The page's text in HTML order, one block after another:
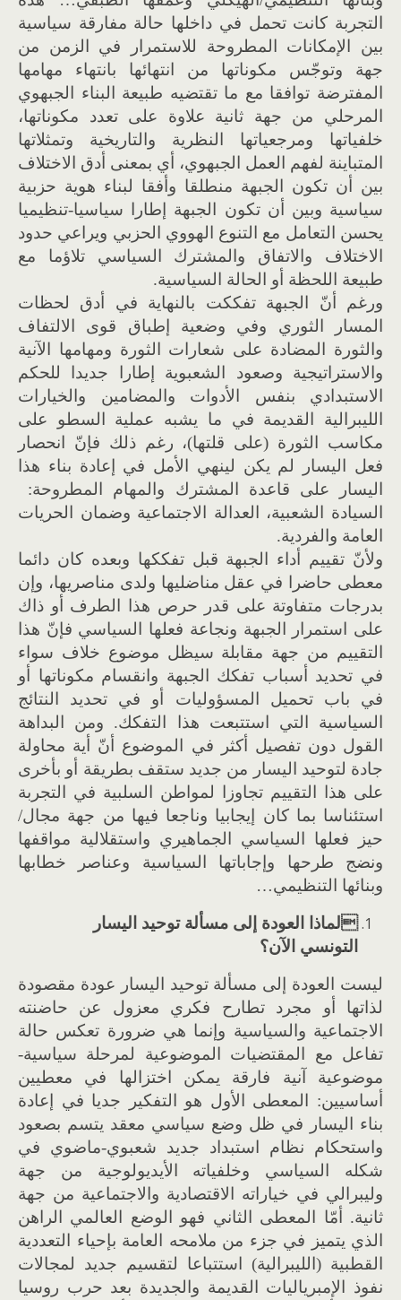
التجربة كانت تحمل في داخلها حالة مفارقة سياسية
بين الإمكانات المطروحة للاستمرار في الزمن من
جهة وتوجّس مكوناتها من انتهائها بانتهاء مهامها
المفترضة توافقا مع ما تقتضيه طبيعة البناء الجبهوي
المرحلي من جهة ثانية علاوة على تعدد مكوناتها،
خلفياتها ومرجعياتها النظرية والتاريخية وتمثلاتها
المتباينة لفهم العمل الجبهوي، أي بمعنى أدق الاختلاف
بين أن تكون الجبهة منطلقا وأفقا لبناء هوية حزبية
سياسية وبين أن تكون الجبهة إطارا سياسيا-تنظيميا
يحسن التعامل مع التنوع الهووي الحزبي ويراعي حدود
الاختلاف والاتفاق والمشترك السياسي تلاؤما مع
طبيعة اللحظة أو الحالة السياسية.
ورغم أنّ الجبهة تفككت بالنهاية في أدق لحظات
المسار الثوري وفي وضعية إطباق قوى الالتفاف
والثورة المضادة على شعارات الثورة ومهامها الآنية
والاستراتيجية وصعود الشعبوية إطارا جديدا للحكم
الاستبدادي بنفس الأدوات والمضامين والخيارات
الليبرالية القديمة في ما يشبه عملية السطو على
مكاسب الثورة (على قلتها)، رغم ذلك فإنّ انحصار
فعل اليسار لم يكن لينهي الأمل في إعادة بناء هذا
اليسار على قاعدة المشترك والمهام المطروحة:
السيادة الشعبية، العدالة الاجتماعية وضمان الحريات
العامة والفردية.
ولأنّ تقييم أداء الجبهة قبل تفككها وبعده كان دائما
معطى حاضرا في عقل مناضليها ولدى مناصريها، وإن
بدرجات متفاوتة على قدر حرص هذا الطرف أو ذاك
على استمرار الجبهة ونجاعة فعلها السياسي فإنّ هذا
التقييم من جهة مقابلة سيظل موضوع خلاف سواء
في تحديد أسباب تفكك الجبهة وانقسام مكوناتها أو
في باب تحميل المسؤوليات أو في تحديد النتائج
السياسية التي استتبعت هذا التفكك. ومن البداهة
القول دون تفصيل أكثر في الموضوع أنّ أية محاولة
جادة لتوحيد اليسار من جديد ستقف بطريقة أو بأخرى
على هذا التقييم تجاوزا لمواطن السلبية في التجربة
استئناسا بما كان إيجابيا وناجعا فيها من جهة مجال/
حيز فعلها السياسي الجماهيري واستقلالية مواقفها
ونضج طرحها وإجاباتها السياسية وعناصر خطابها
وبنائها التنظيمي…
لماذا العودة إلى مسألة توحيد اليسار
التونسي الآن؟
ليست العودة إلى مسألة توحيد اليسار عودة مقصودة
لذاتها أو مجرد تطارح فكري معزول عن حاضنته
الاجتماعية والسياسية وإنما هي ضرورة تعكس حالة
تفاعل مع المقتضيات الموضوعية لمرحلة سياسية-
موضوعية آنية فارقة يمكن اختزالها في معطيين
أساسيين: المعطى الأول هو التفكير جديا في إعادة
بناء اليسار في ظل وضع سياسي معقد يتسم بصعود
واستحكام نظام استبداد جديد شعبوي-ماضوي في
شكله السياسي وخلفياته الأيديولوجية من جهة
وليبرالي في خياراته الاقتصادية والاجتماعية من جهة
ثانية. أمّا المعطى الثاني فهو الوضع العالمي الراهن
الذي يتميز في جزء من ملامحه العامة بإحياء التعددية
القطبية (الليبرالية) استتباعا لتقسيم جديد لمجالات
نفوذ الإمبرياليات القديمة والجديدة بعد حرب روسيا